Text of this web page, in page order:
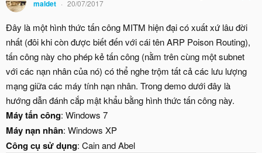
maldet 20/07/2017
Đây là một hình thức tấn công MITM hiện đại có xuất xứ lâu đời
nhất (đôi khi còn được biết đến với cái tên ARP Poison Routing),
tấn công này cho phép kẻ tấn công (nằm trên cùng một subnet
với các nạn nhân của nó) có thể nghe trộm tất cả các lưu lượng
mạng giữa các máy tính nạn nhân. Trong demo dưới đây là
hướng dẫn đánh cắp mật khẩu bằng hình thức tấn công này.
Máy tấn công: Windows 7
Máy nạn nhân: Windows XP
Công cụ sử dụng: Cain and Abel